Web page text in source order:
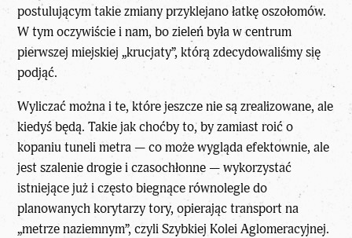
postulującym takie zmiany przyklejano łatkę oszołomów.
W tym oczywiście i nam, bo zieleń była w centrum
pierwszej miejskiej „krucjaty”, którą zdecydowaliśmy się
podjąć.
Wyliczać można i te, które jeszcze nie są zrealizowane, ale
kiedyś będą. Takie jak choćby to, by zamiast roić o
kopaniu tuneli metra — co może wygląda efektownie, ale
jest szalenie drogie i czasochłonne — wykorzystać
istniejące już i często biegnące równolegle do
planowanych korytarzy tory, opierając transport na
„metrze naziemnym”, czyli Szybkiej Kolei Aglomeracyjnej.